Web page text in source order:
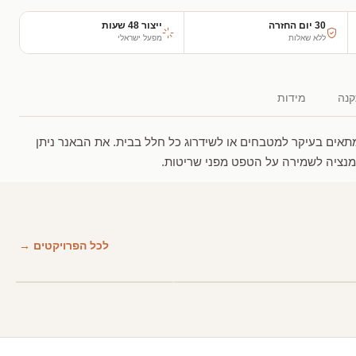
30 יום החזרה
ללא שאלות
ייצור 48 שעות
מפעל ישראלי
מידות
בעיקר למטבחים או לשידרוג כל חלל בבית. את הבאנר ניתן
לשמירה על הטפט מפני שריטות.
לכל הפרויקטים →